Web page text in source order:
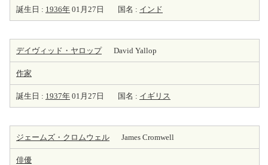
誕生日 : 1936年 01月27日 国名 : インド
デイヴィッド・ヤロップ David Yallop
作家
誕生日 : 1937年 01月27日 国名 : イギリス
ジェームズ・クロムウェル James Cromwell
俳優